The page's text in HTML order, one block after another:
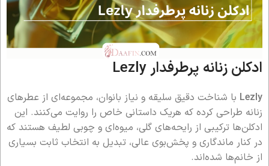
ادکلن زنانه پرطرفدار Lezly
Lezly با شناخت دقیق سلیقه و نیاز بانوان، مجموعه‌ای از عطرهای
زنانه طراحی کرده که هریک داستانی خاص را روایت می‌کنند. این
ادکلن‌ها ترکیبی از رایحه‌های گلی، میوه‌ای و چوبی لطیف هستند که
در کنار ماندگاری و پخش‌بوی عالی، تبدیل به انتخاب ثابت بسیاری
از خانم‌ها شده‌اند.